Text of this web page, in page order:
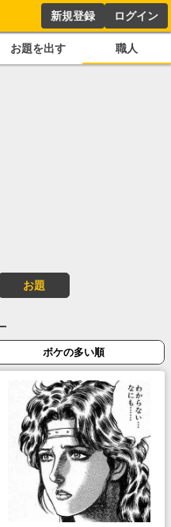
新規登録 ログイン
お題を出す 職人
お題
ボケの多い順